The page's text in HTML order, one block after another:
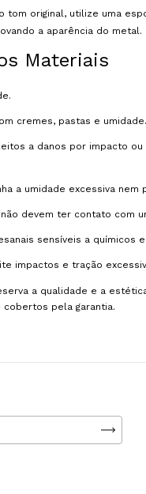
tom original, utilize uma
a aparência do metal.
Materiais
cremes, pastas e umidade.
a danos por impacto
a umidade excessiva
devem ter contato com
sensíveis a químicos
impactos e tração
a qualidade e a
cobertos pela garantia.